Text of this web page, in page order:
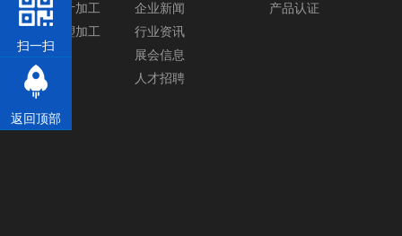
塑胶模具设计加工
塑胶产品注塑加工
企业新闻
行业资讯
展会信息
人才招聘
产品认证
扫一扫
返回顶部